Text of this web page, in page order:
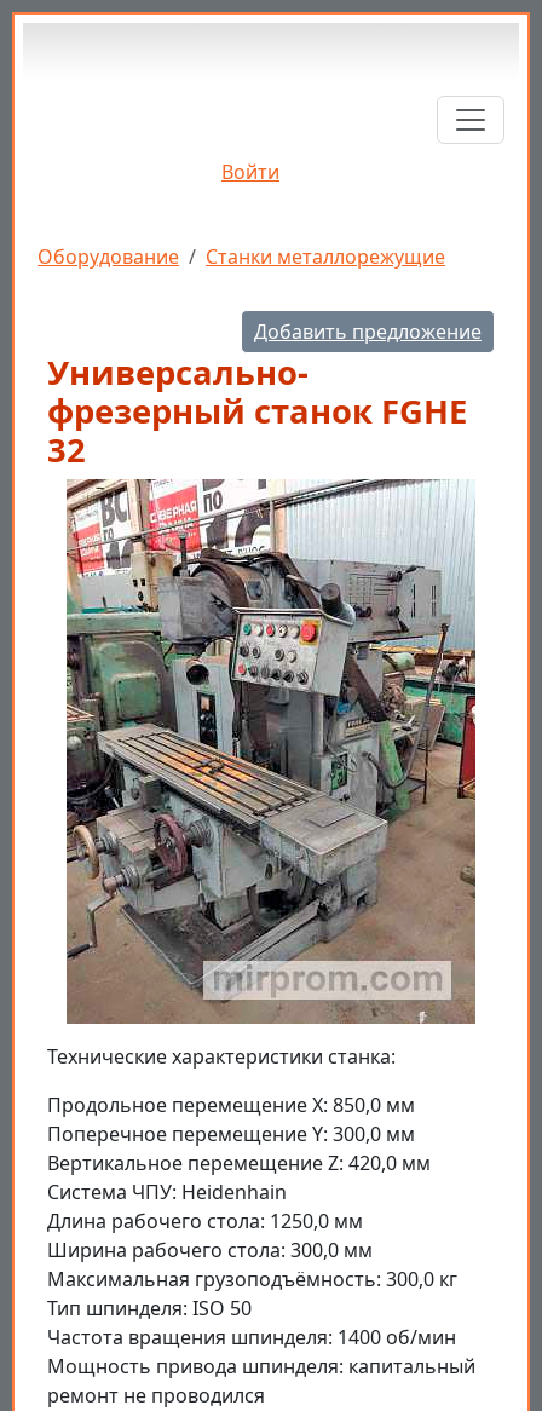
Перейти к основному содержанию
Войти
Строка навигации
Оборудование Станки металлорежущие
Добавить предложение
Универсально-
фрезерный станок FGHE
32
Технические характеристики станка:
Продольное перемещение X: 850,0 мм
Поперечное перемещение Y: 300,0 мм
Вертикальное перемещение Z: 420,0 мм
Система ЧПУ: Heidenhain
Длина рабочего стола: 1250,0 мм
Ширина рабочего стола: 300,0 мм
Максимальная грузоподъёмность: 300,0 кг
Тип шпинделя: ISO 50
Частота вращения шпинделя: 1400 об/мин
Мощность привода шпинделя: капитальный
ремонт не проводился